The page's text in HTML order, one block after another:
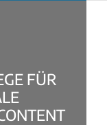
FÜR